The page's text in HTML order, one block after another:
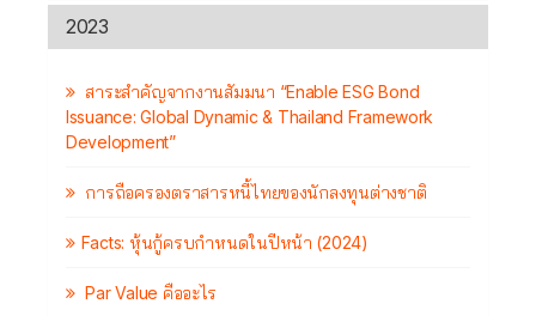
2023
สาระสำคัญจากงานสัมมนา “Enable ESG Bond
Issuance: Global Dynamic & Thailand Framework
Development”
การถือครองตราสารหนี้ไทยของนักลงทุนต่างชาติ
Facts: หุ้นกู้ครบกำหนดในปีหน้า (2024)
Par Value คืออะไร